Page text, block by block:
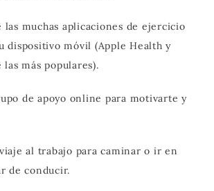
las muchas aplicaciones de ejercicio
dispositivo móvil (Apple Health y
más populares).
de apoyo online para motivarte y
al trabajo para caminar o ir en
de conducir.